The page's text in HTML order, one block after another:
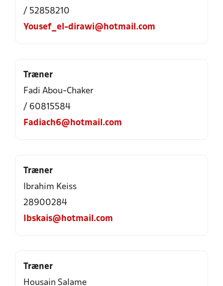
/ 52858210
Yousef_el-dirawi@hotmail.com
Træner
Fadi Abou-Chaker
/ 60815584
Fadiach6@hotmail.com
Træner
Ibrahim Keiss
28900284
Ibskais@hotmail.com
Træner
Housain Salame